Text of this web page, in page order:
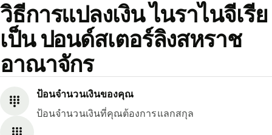
วิธีการแปลงเงิน ไนราไนจีเรีย
เป็น ปอนด์สเตอร์ลิงสหราช
อาณาจักร
ป้อนจำนวนเงินของคุณ
ป้อนจำนวนเงินที่คุณต้องการแลกสกุล